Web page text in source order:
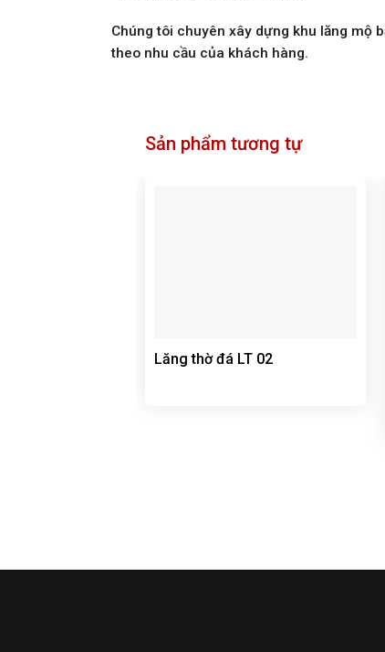
Chúng tôi chuyên xây dựng khu lăng mộ
theo nhu cầu của khách hàng.
Sản phẩm tương tự
Lăng thờ đá LT 02